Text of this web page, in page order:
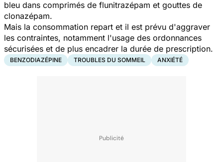
bleu dans comprimés de flunitrazépam et gouttes de
clonazépam.
Mais la consommation repart et il est prévu d'aggraver
les contraintes, notamment l'usage des ordonnances
sécurisées et de plus encadrer la durée de prescription.
BENZODIAZÉPINE TROUBLES DU SOMMEIL ANXIÉTÉ